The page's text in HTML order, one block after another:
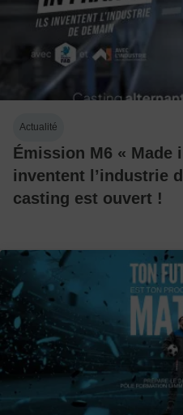
Actualité
Émission M6 « Made
inventent l’industrie
casting est ouvert !